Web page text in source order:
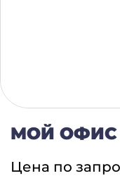
МОЙ ОФИС
Цена по